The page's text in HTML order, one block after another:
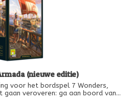
(nieuwe editie)
voor het bordspel 7 Wonders,
gaan veroveren: ga aan boord van